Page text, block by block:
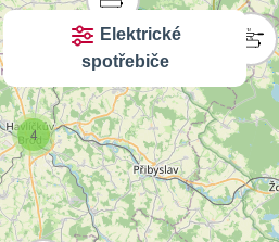
4
Elektrické
spotřebiče